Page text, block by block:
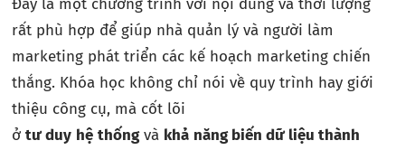
Đây là một chương trình với nội dung và thời lượng
rất phù hợp để giúp nhà quản lý và người làm
marketing phát triển các kế hoạch marketing chiến
thắng. Khóa học không chỉ nói về quy trình hay giới
thiệu công cụ, mà cốt lõi
ởtưduy hệ thốngvà khả năngbiến dữliệu thành